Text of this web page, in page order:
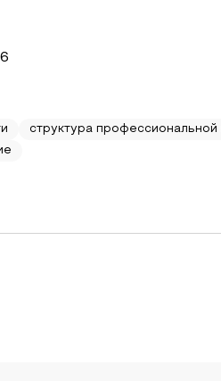
структура профессиональной